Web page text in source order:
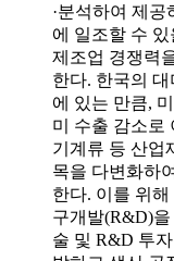
·분석하여 제
에 일조할 수
제조업 경쟁력
한다. 한국의
에 있는 만큼,
미 수출 감소로
기계류 등 산업
목을 다변화하
한다. 이를 위
구개발(R&D)을
술 및 R&D 투